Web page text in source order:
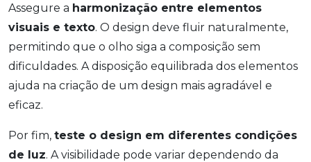
Assegure a harmonização entre elementos
visuais e texto. O design deve fluir naturalmente,
permitindo que o olho siga a composição sem
dificuldades. A disposição equilibrada dos elementos
ajuda na criação de um design mais agradável e
eficaz.
Por fim, teste o design em diferentes condições
de luz. A visibilidade pode variar dependendo da